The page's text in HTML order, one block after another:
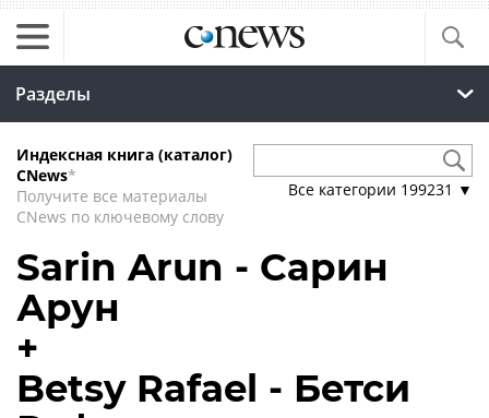
Разделы
Индексная книга (каталог)
CNews*
Получите все материалы
CNews по ключевому слову
Все категории 199231 ▼
Sarin Arun - Сарин
Арун
+
Betsy Rafael - Бетси